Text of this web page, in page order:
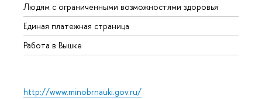
Людям с ограниченными возможностями здоровья
Единая платежная страница
Работа в Вышке
http://www.minobrnauki.gov.ru/